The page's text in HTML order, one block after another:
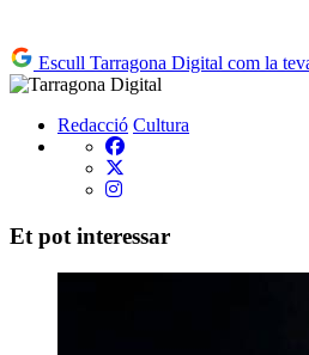
Escull Tarragona Digital com la
Redacció Cultura
Et pot interessar